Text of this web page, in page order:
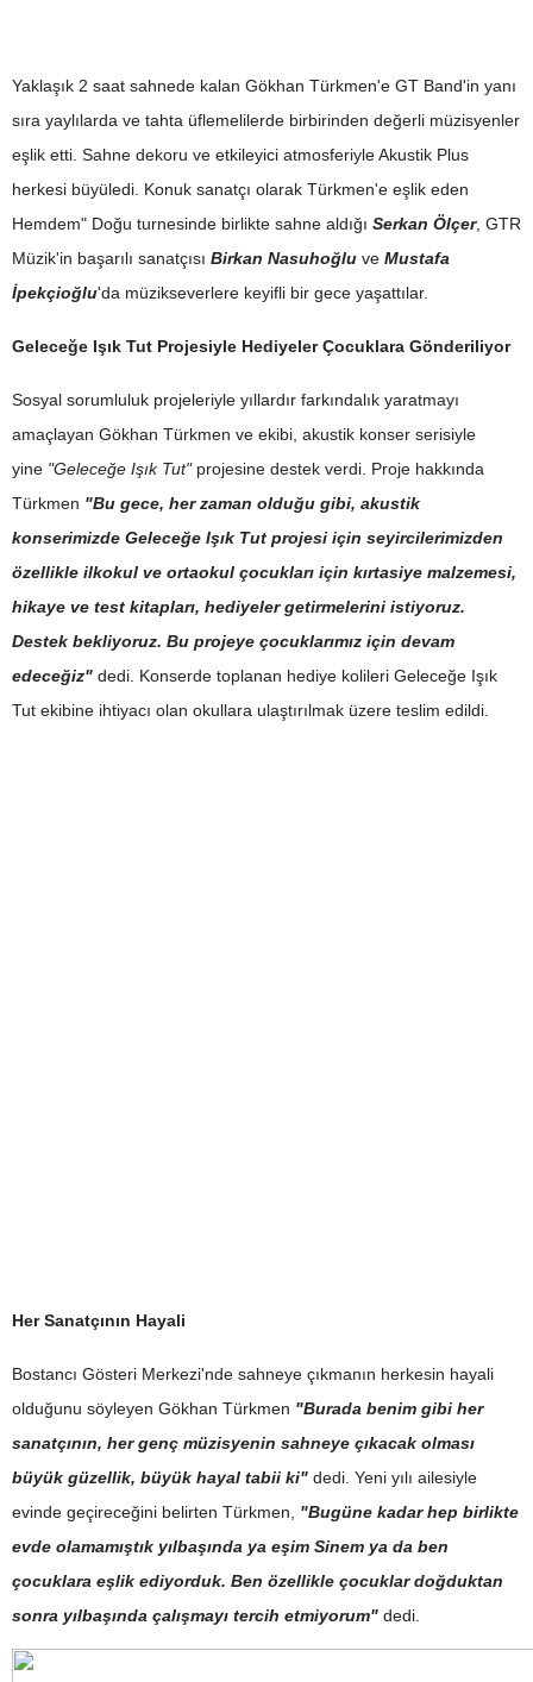
Yaklaşık 2 saat sahnede kalan Gökhan Türkmen'e GT Band'in yanı
sıra yaylılarda ve tahta üflemelilerde birbirinden değerli müzisyenler
eşlik etti. Sahne dekoru ve etkileyici atmosferiyle Akustik Plus
herkesi büyüledi. Konuk sanatçı olarak Türkmen'e eşlik eden
Hemdem" Doğu turnesinde birlikte sahne aldığı Serkan Ölçer, GTR
Müzik'in başarılı sanatçısı Birkan Nasuhoğlu ve Mustafa
İpekçioğlu'da müzikseverlere keyifli bir gece yaşattılar.
Geleceğe Işık Tut Projesiyle Hediyeler Çocuklara Gönderiliyor
Sosyal sorumluluk projeleriyle yıllardır farkındalık yaratmayı
amaçlayan Gökhan Türkmen ve ekibi, akustik konser serisiyle
yine "Geleceğe Işık Tut"projesine destek verdi. Proje hakkında
Türkmen "Bu gece, her zaman olduğu gibi, akustik
konserimizde Geleceğe Işık Tut projesi için seyircilerimizden
özellikle ilkokul ve ortaokul çocukları için kırtasiye malzemesi,
hikaye ve test kitapları, hediyeler getirmelerini istiyoruz.
Destek bekliyoruz. Bu projeye çocuklarımız için devam
edeceğiz" dedi. Konserde toplanan hediye kolileri Geleceğe Işık
Tut ekibine ihtiyacı olan okullara ulaştırılmak üzere teslim edildi.
Her Sanatçının Hayali
Bostancı Gösteri Merkezi'nde sahneye çıkmanın herkesin hayali
olduğunu söyleyen Gökhan Türkmen "Burada benim gibi her
sanatçının, her genç müzisyenin sahneye çıkacak olması
büyük güzellik, büyük hayal tabii ki" dedi. Yeni yılı ailesiyle
evinde geçireceğini belirten Türkmen, "Bugüne kadar hep birlikte
evde olamamıştık yılbaşında ya eşim Sinem ya da ben
çocuklara eşlik ediyorduk. Ben özellikle çocuklar doğduktan
sonra yılbaşında çalışmayı tercih etmiyorum" dedi.